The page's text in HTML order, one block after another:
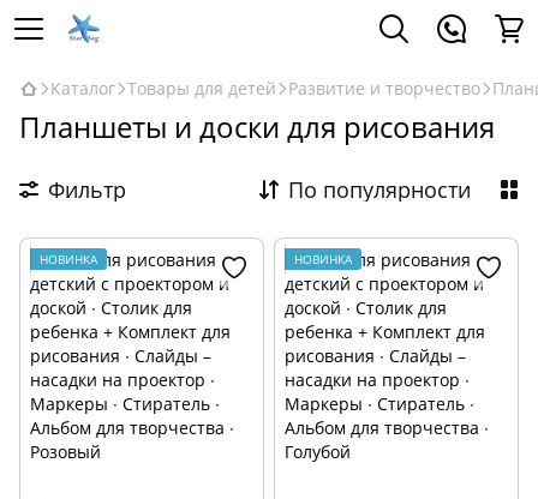
Каталог Товары для детей Развитие и творчество
Планшеты и доски для рисования
Фильтр По популярности
НОВИНКА НОВИНКА